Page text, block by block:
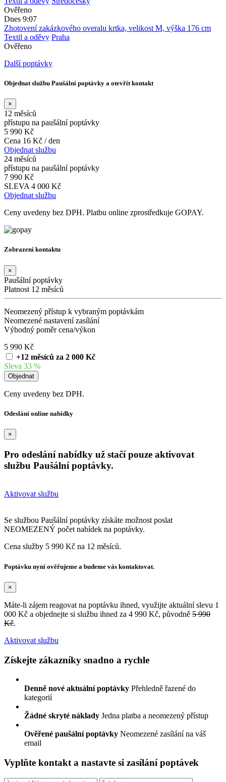
Ověřeno
Dnes 9:07
Zhotovení zakázkového overalu krtka, velikost M, výška 176 cm
Textil a oděvy Praha
Ověřeno
Další poptávky
Objednat službu Paušální poptávky a otevřít kontakt
×
12 měsíců
přístupu na paušální poptávky
5 990 Kč
Cena 16 Kč / den
Objednat službu
24 měsíců
přístupu na paušální poptávky
7 990 Kč
SLEVA 4 000 Kč
Objednat službu
Ceny uvedeny bez DPH. Platbu online zprostředkuje GOPAY.
Zobrazení kontaktu
×
Paušální poptávky
Platnost 12 měsíců
Neomezený přístup k vybraným poptávkám
Neomezené nastavení zasílání
Výhodný poměr cena/výkon
5 990 Kč
+12 měsíců za 2 000 Kč
Sleva 33 %
Ceny uvedeny bez DPH.
Odeslání online nabídky
×
Pro odeslání nabídky už stačí pouze aktivovat
službu Paušální poptávky.
Aktivovat službu
Se službou Paušální poptávky získáte možnost poslat
NEOMEZENÝ počet nabídek na poptávky.
Cena služby 5 990 Kč na 12 měsíců.
Poptávku nyní ověřujeme a budeme vás kontaktovat.
×
Máte-li zájem reagovat na poptávku ihned, využijte aktuální slevu 1
000 Kč a objednejte si službu ihned za 4 990 Kč, původně 5 990
Kč.
Aktivovat službu
Získejte zákazníky snadno a rychle
Denně nové aktuální poptávky Přehledně řazené do
kategorií
Žádné skryté náklady Jedna platba a neomezený přístup
Ověřené paušální poptávky Neomezené zasílání na váš
email
Vyplňte kontakt a nastavte si zasílání poptávek